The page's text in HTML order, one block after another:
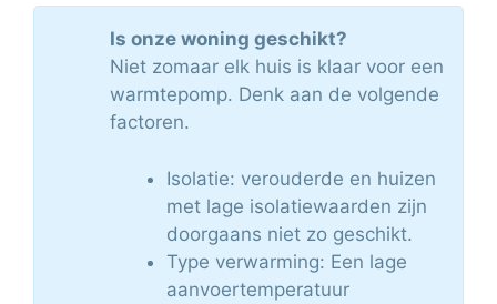
Is onze woning geschikt?
Niet zomaar elk huis is klaar voor een
warmtepomp. Denk aan de volgende
factoren.
Isolatie: verouderde en huizen
met lage isolatiewaarden zijn
doorgaans niet zo geschikt.
Type verwarming: Een lage
aanvoertemperatuur